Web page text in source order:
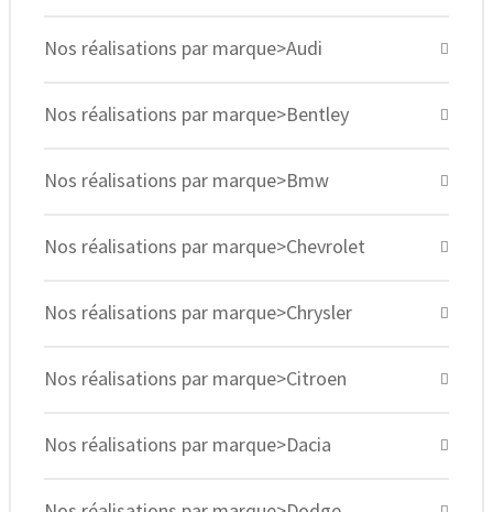
Nos réalisations par marque>Audi
Nos réalisations par marque>Bentley
Nos réalisations par marque>Bmw
Nos réalisations par marque>Chevrolet
Nos réalisations par marque>Chrysler
Nos réalisations par marque>Citroen
Nos réalisations par marque>Dacia